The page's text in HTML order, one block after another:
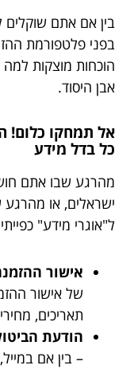
בין אם אתם שוקלים
בפני פלטפורמת
הוכחות מוצקות
אבן היסוד.
אל תמחקו כלום!
כל בדל מידע
מהרגע שבו אתם
ישראלים, או
ל"אוגרי מידע"
אישור
של אישור
תאריכים,
הודעת